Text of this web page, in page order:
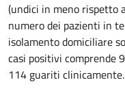
(undici in meno rispetto
numero dei pazienti in
isolamento domiciliare
casi positivi comprende
114 guariti clinicamente.